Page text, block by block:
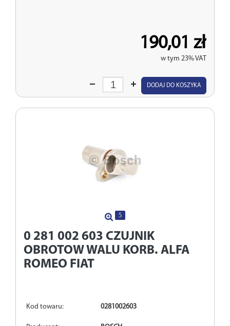
190,01 zł
w tym 23% VAT
Wprowadź
DODAJ DO KOSZYKA
5
0 281 002 603 CZUJNIK
OBROTOW WALU KORB. ALFA
ROMEO FIAT
Kod towaru: 0281002603